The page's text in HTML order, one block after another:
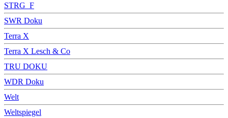
STRG_F
SWR Doku
Terra X
Terra X Lesch & Co
TRU DOKU
WDR Doku
Welt
Weltspiegel